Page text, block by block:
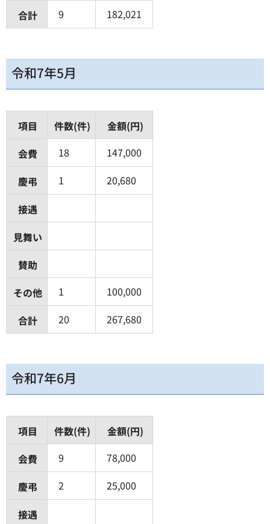
合計
9 182,021
令和7年5月
項目 件数(件)
金額(円)
会費
18
147,000
慶弔
1
20,680
接遇
見舞い
賛助
その他
1
100,000
合計
20 267,680
令和7年6月
項目 件数(件)
金額(円)
会費
9
78,000
慶弔
2
25,000
接遇